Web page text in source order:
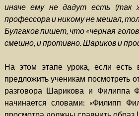
иначе ему не дадут есть (так
профессора и никому не мешал,
Булгаков пишет, что «черная
смешно, и противно. Шариков и
На этом этапе урока, если есть
предложить ученикам посмотреть
разговора Шарикова и Филиппа
начинается словами: «Филипп